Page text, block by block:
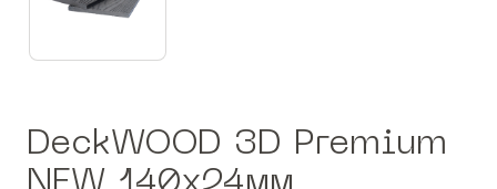
DeckWOOD 3D Premium